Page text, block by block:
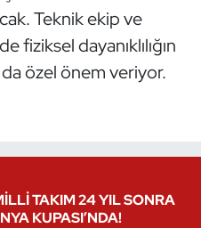
Teknik ekip ve
fiziksel dayanıklılığın
da özel önem veriyor.
TAKIM 24 YIL SONRA
KUPASI’NDA!